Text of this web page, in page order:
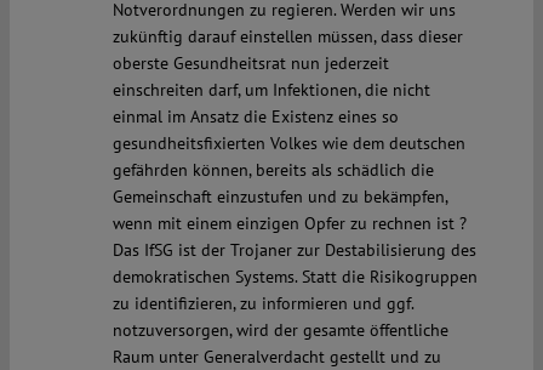
Notverordnungen zu regieren. Werden wir uns
zukünftig darauf einstellen müssen, dass dieser
oberste Gesundheitsrat nun jederzeit
einschreiten darf, um Infektionen, die nicht
einmal im Ansatz die Existenz eines so
gesundheitsfixierten Volkes wie dem deutschen
gefährden können, bereits als schädlich die
Gemeinschaft einzustufen und zu bekämpfen,
wenn mit einem einzigen Opfer zu rechnen ist ?
Das IfSG ist der Trojaner zur Destabilisierung des
demokratischen Systems. Statt die Risikogruppen
zu identifizieren, zu informieren und ggf.
notzuversorgen, wird der gesamte öffentliche
Raum unter Generalverdacht gestellt und zu